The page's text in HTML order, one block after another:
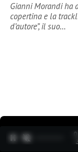
Gianni Morandi ha
copertina e la
d’autore”, il suo…